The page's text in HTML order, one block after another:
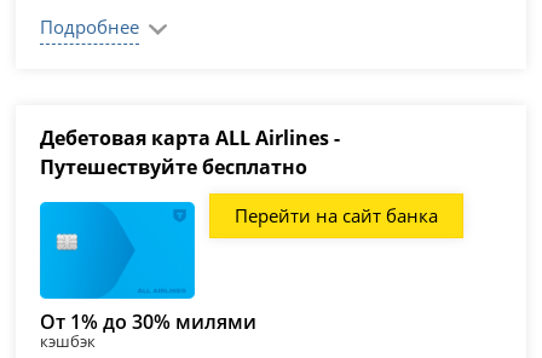
Подробнее
Дебетовая карта ALL Airlines -
Путешествуйте бесплатно
Перейти на сайт банка
От 1% до 30% милями
кэшбэк